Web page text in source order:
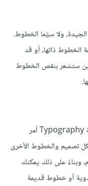
ولا سيَّما الخطوط.
ذاتها، أو قد
ستشعر بنقص الخطوط
إن اطلاع المصممين جيدًا على أساليب الكتابة Typography أمر
تصميم والخطوط الأخرى
وبناءً على ذلك يمكنك
أو خطوط قديمة